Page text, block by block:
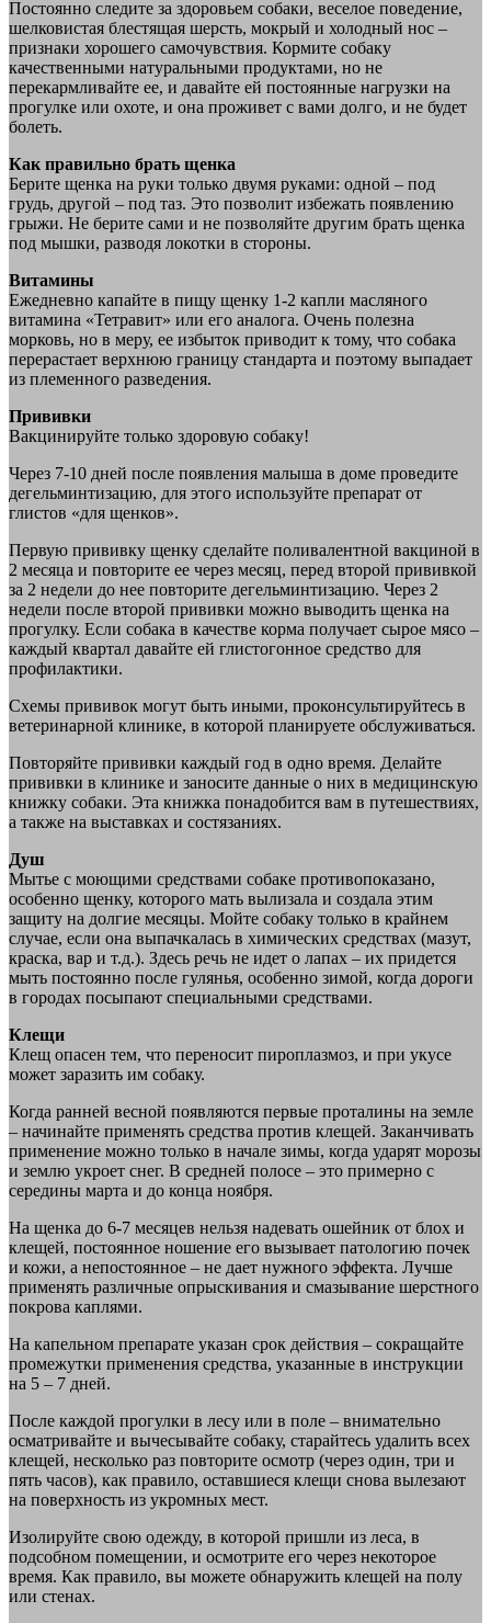
Постоянно следите за здоровьем собаки, веселое поведение,
шелковистая блестящая шерсть, мокрый и холодный нос –
признаки хорошего самочувствия. Кормите собаку
качественными натуральными продуктами, но не
перекармливайте ее, и давайте ей постоянные нагрузки на
прогулке или охоте, и она проживет с вами долго, и не будет
болеть.
Как правильно брать щенка
Берите щенка на руки только двумя руками: одной – под
грудь, другой – под таз. Это позволит избежать появлению
грыжи. Не берите сами и не позволяйте другим брать щенка
под мышки, разводя локотки в стороны.
Витамины
Ежедневно капайте в пищу щенку 1-2 капли масляного
витамина «Тетравит» или его аналога. Очень полезна
морковь, но в меру, ее избыток приводит к тому, что собака
перерастает верхнюю границу стандарта и поэтому выпадает
из племенного разведения.
Прививки
Вакцинируйте только здоровую собаку!
Через 7-10 дней после появления малыша в доме проведите
дегельминтизацию, для этого используйте препарат от
глистов «для щенков».
Первую прививку щенку сделайте поливалентной вакциной в
2 месяца и повторите ее через месяц, перед второй прививкой
за 2 недели до нее повторите дегельминтизацию. Через 2
недели после второй прививки можно выводить щенка на
прогулку. Если собака в качестве корма получает сырое мясо –
каждый квартал давайте ей глистогонное средство для
профилактики.
Схемы прививок могут быть иными, проконсультируйтесь в
ветеринарной клинике, в которой планируете обслуживаться.
Повторяйте прививки каждый год в одно время. Делайте
прививки в клинике и заносите данные о них в медицинскую
книжку собаки. Эта книжка понадобится вам в путешествиях,
а также на выставках и состязаниях.
Душ
Мытье с моющими средствами собаке противопоказано,
особенно щенку, которого мать вылизала и создала этим
защиту на долгие месяцы. Мойте собаку только в крайнем
случае, если она выпачкалась в химических средствах (мазут,
краска, вар и т.д.). Здесь речь не идет о лапах – их придется
мыть постоянно после гулянья, особенно зимой, когда дороги
в городах посыпают специальными средствами.
Клещи
Клещ опасен тем, что переносит пироплазмоз, и при укусе
может заразить им собаку.
Когда ранней весной появляются первые проталины на земле
– начинайте применять средства против клещей. Заканчивать
применение можно только в начале зимы, когда ударят морозы
и землю укроет снег. В средней полосе – это примерно с
середины марта и до конца ноября.
На щенка до 6-7 месяцев нельзя надевать ошейник от блох и
клещей, постоянное ношение его вызывает патологию почек
и кожи, а непостоянное – не дает нужного эффекта. Лучше
применять различные опрыскивания и смазывание шерстного
покрова каплями.
На капельном препарате указан срок действия – сокращайте
промежутки применения средства, указанные в инструкции
на 5 – 7 дней.
После каждой прогулки в лесу или в поле – внимательно
осматривайте и вычесывайте собаку, старайтесь удалить всех
клещей, несколько раз повторите осмотр (через один, три и
пять часов), как правило, оставшиеся клещи снова вылезают
на поверхность из укромных мест.
Изолируйте свою одежду, в которой пришли из леса, в
подсобном помещении, и осмотрите его через некоторое
время. Как правило, вы можете обнаружить клещей на полу
или стенах.